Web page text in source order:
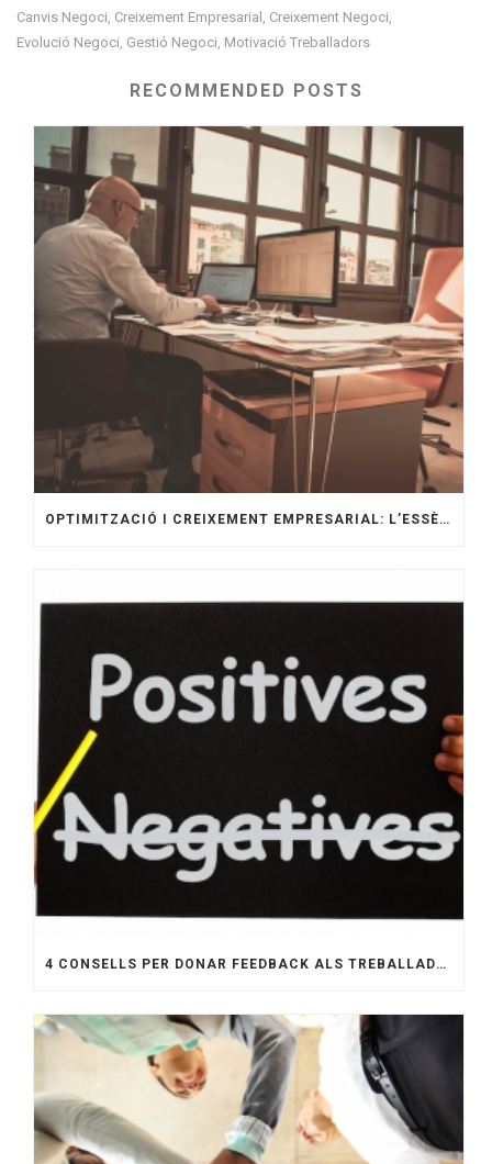
Canvis Negoci, Creixement Empresarial , Creixement Negoci,
Evolució Negoci, Gestió Negoci, Motivació Treballadors
RECOMMENDED POSTS
OPTIMITZACIÓ I CREIXEMENT EMPRESARIAL: L’ESSÈNCIA DE L’ASSESSORAMENT LABORAL A GIRONA
4 CONSELLS PER DONAR FEEDBACK ALS TREBALLADORS